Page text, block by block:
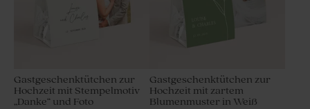
Gastgeschenktütchen zur
Hochzeit mit Stempelmotiv
„Danke“ und Foto
Gastgeschenktütchen zur
Hochzeit mit zartem
Blumenmuster in Weiß